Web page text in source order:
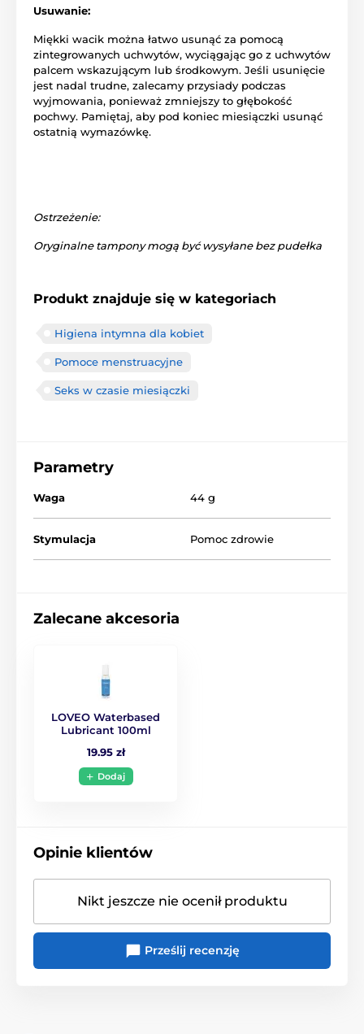
Usuwanie:
Miękki wacik można łatwo usunąć za pomocą
zintegrowanych uchwytów, wyciągając go z uchwytów
palcem wskazującym lub środkowym. Jeśli usunięcie
jest nadal trudne, zalecamy przysiady podczas
wyjmowania, ponieważ zmniejszy to głębokość
pochwy. Pamiętaj, aby pod koniec miesiączki usunąć
ostatnią wymazówkę.
Ostrzeżenie:
Oryginalne tampony mogą być wysyłane bez pudełka
Produkt znajduje się w kategoriach
Higiena intymna dla kobiet
Pomoce menstruacyjne
Seks w czasie miesiączki
Parametry
Waga 44 g
Stymulacja Pomoc zdrowie
Zalecane akcesoria
LOVEO Waterbased
Lubricant 100ml
19.95 zł
Dodaj
Opinie klientów
Nikt jeszcze nie ocenił produktu
Prześlij recenzję